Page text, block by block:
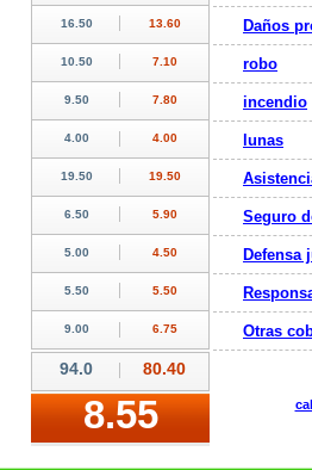
Daños
robo
incendio
lunas
Seguro
Defensa
Otras